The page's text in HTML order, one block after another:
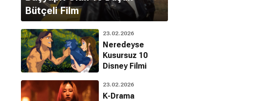
Bütçeli Film
23.02.2026
Neredeyse
Kusursuz 10
Disney Filmi
23.02.2026
K-Drama